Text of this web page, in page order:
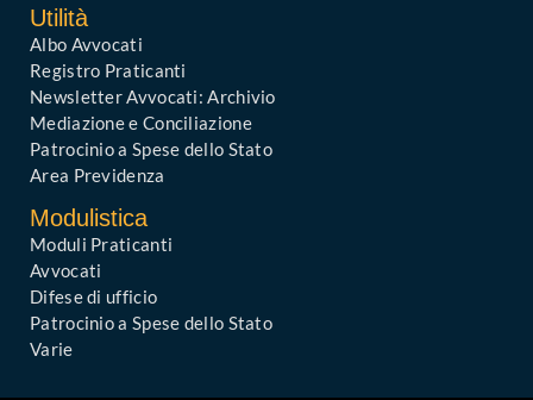
Utilità
Albo Avvocati
Registro Praticanti
Newsletter Avvocati: Archivio
Mediazione e Conciliazione
Patrocinio a Spese dello Stato
Area Previdenza
Modulistica
Moduli Praticanti
Avvocati
Difese di ufficio
Patrocinio a Spese dello Stato
Varie